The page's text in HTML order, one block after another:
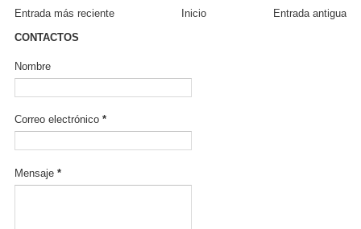
Entrada más reciente Entrada antigua
Inicio
CONTACTOS
Nombre
Correo electrónico *
Mensaje *